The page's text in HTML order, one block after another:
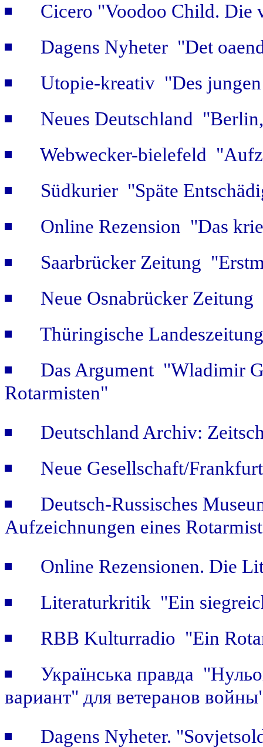
Cicero "Voodoo Child. Die
Dagens Nyheter "Det
Utopie-kreativ "Des
Neues Deutschland
Webwecker-bielefeld
Südkurier "Späte
Online Rezension "Das
Saarbrücker Zeitung
Neue Osnabrücker
Thüringische
Das Argument "Wladimir
Rotarmisten"
Deutschland Archiv:
Neue Gesellschaft/
Deutsch-Russisches
Aufzeichnungen eines
Online Rezensionen. Die
Literaturkritik "Ein
RBB Kulturradio "Ein
Українська правда
вариант" для ветеранов
Dagens Nyheter.